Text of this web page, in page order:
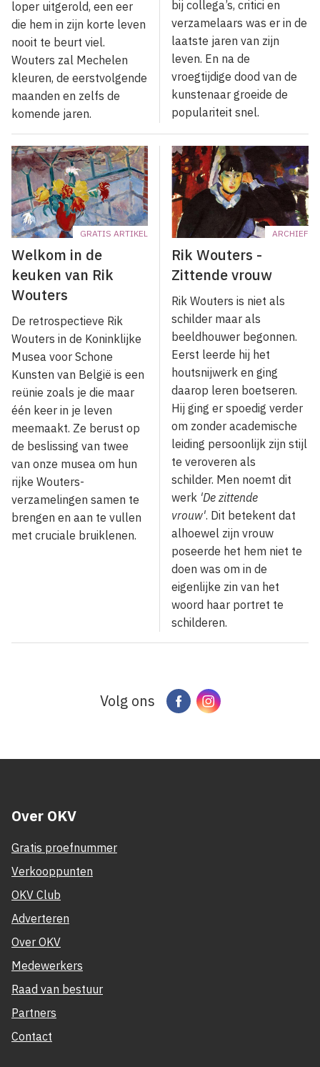
loper uitgerold, een eer
die hem in zijn korte leven
nooit te beurt viel.
Wouters zal Mechelen
kleuren, de eerstvolgende
maanden en zelfs de
komende jaren.
bij collega’s, critici en
verzamelaars was er in de
laatste jaren van zijn
leven. En na de
vroegtijdige dood van de
kunstenaar groeide de
populariteit snel.
GRATIS ARTIKEL
Welkom in de
keuken van Rik
Wouters
De retrospectieve Rik
Wouters in de Koninklijke
Musea voor Schone
Kunsten van België is een
reünie zoals je die maar
één keer in je leven
meemaakt. Ze berust op
de beslissing van twee
van onze musea om hun
rijke Wouters-
verzamelingen samen te
brengen en aan te vullen
met cruciale bruiklenen.
ARCHIEF
Rik Wouters -
Zittende vrouw
Rik Wouters is niet als
schilder maar als
beeldhouwer begonnen.
Eerst leerde hij het
houtsnijwerk en ging
daarop leren boetseren.
Hij ging er spoedig verder
om zonder academische
leiding persoonlijk zijn stijl
te veroveren als
schilder. Men noemt dit
werk 'De zittende
vrouw'. Dit betekent dat
alhoewel zijn vrouw
poseerde het hem niet te
doen was om in de
eigenlijke zin van het
woord haar portret te
schilderen.
Volg ons FacebookInstagram
Over OKV
Gratis proefnummer
Verkooppunten
OKV Club
Adverteren
Over OKV
Medewerkers
Raad van bestuur
Partners
Contact